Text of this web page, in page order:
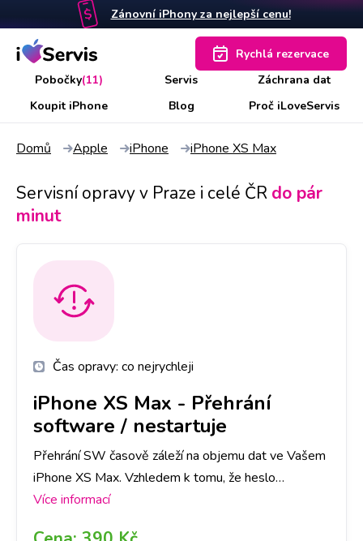
Zánovní iPhony za nejlepší cenu!
Pobočky(11) Servis
Záchrana dat
Koupit iPhone
Blog Proč iLoveServis
Rychlá rezervace
Domů Apple iPhone iPhone XS Max
Servisní opravy v Praze i celé ČR do pár
minut
Čas opravy: co nejrychleji
iPhone XS Max - Přehrání
software / nestartuje
Přehrání SW časově záleží na objemu dat ve Vašem
iPhone XS Max. Vzhledem k tomu, že heslo
obrazovky slouží jako ochrana dat ve Vašem
Více informací